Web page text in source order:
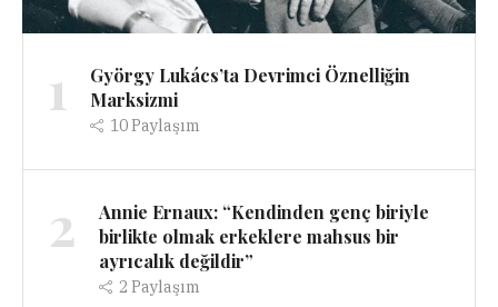
1
György Lukács’ta Devrimci Öznelliğin
Marksizmi
10Paylaşım
2
Annie Ernaux: “Kendinden genç biriyle
birlikte olmak erkeklere mahsus bir
ayrıcalık değildir”
2 Paylaşım